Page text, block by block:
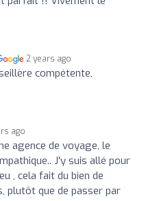
2 years ago
compétente,
ago
agence de voyage, le
J'y suis allé pour
, cela fait du bien de
plutôt que de passer par